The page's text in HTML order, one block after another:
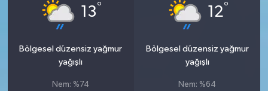
13°
Bölgesel düzensiz yağmur
yağışlı
Nem: %74
12°
Bölgesel düzensiz yağmur
yağışlı
Nem: %64